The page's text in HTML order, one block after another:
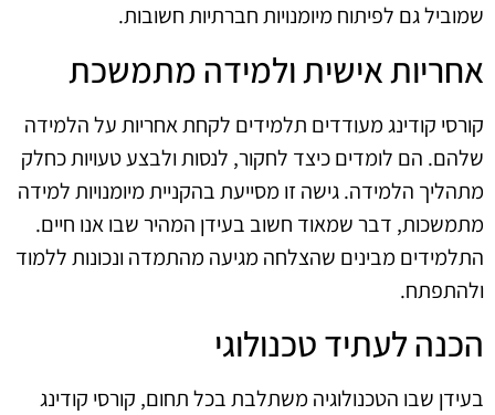
שמוביל גם לפיתוח מיומנויות חברתיות חשובות.
אחריות אישית ולמידה מתמשכת
קורסי קודינג מעודדים תלמידים לקחת אחריות על הלמידה
שלהם. הם לומדים כיצד לחקור, לנסות ולבצע טעויות כחלק
מתהליך הלמידה. גישה זו מסייעת בהקניית מיומנויות למידה
מתמשכות, דבר שמאוד חשוב בעידן המהיר שבו אנו חיים.
התלמידים מבינים שהצלחה מגיעה מהתמדה ונכונות ללמוד
ולהתפתח.
הכנה לעתיד טכנולוגי
בעידן שבו הטכנולוגיה משתלבת בכל תחום, קורסי קודינג